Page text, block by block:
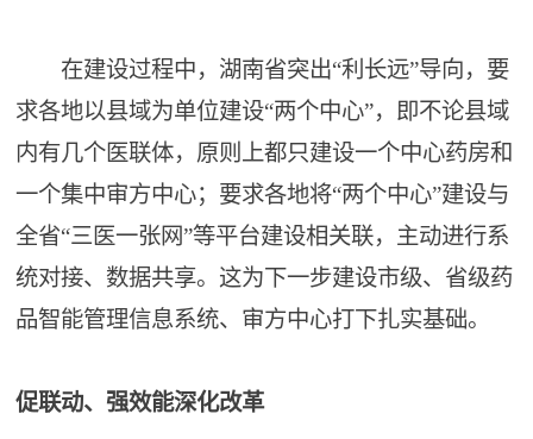
在建设过程中，湖南省突出“利长远”导向，要
求各地以县域为单位建设“两个中心”，即不论县域
内有几个医联体，原则上都只建设一个中心药房和
一个集中审方中心；要求各地将“两个中心”建设与
全省“三医一张网”等平台建设相关联，主动进行系
统对接、数据共享。这为下一步建设市级、省级药
品智能管理信息系统、审方中心打下扎实基础。
促联动、强效能深化改革